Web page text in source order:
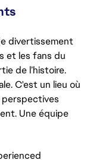
divertissement
et les fans du
de l’histoire.
C'est un lieu où
perspectives
Une équipe